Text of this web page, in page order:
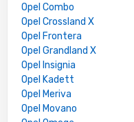
Opel Combo
Opel Crossland X
Opel Frontera
Opel Grandland X
Opel Insignia
Opel Kadett
Opel Meriva
Opel Movano